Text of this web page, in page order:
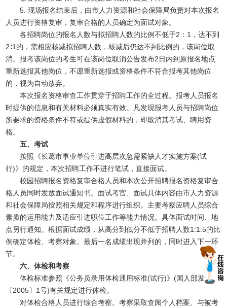
5. 现场报名结束后，由市人力资源和社会保障局负责对本次报名
人员进行资格复审，复审合格的人员确定为面试对象。
各招聘岗位的报名人数与拟招聘人数的比例不低于2：1，达不到
2∶1的，需相应核减拟招聘人数，核减后仍达不到比例的，该岗位取
消。报考该岗位的考生可在该岗位取消公告发布2日内到原报名地点
重新选报其他岗位，不愿重新选报或资格条件不符合报考其他岗位
的，视为自动放弃。
本次报名资格审查工作贯穿于招聘工作的全过程。报考人员报名
时提供的信息和有关材料必须真实有效。凡发现报考人员与招聘岗位
所要求的资格条件不符或提供虚假材料的，即取消其考试、聘用资
格。
五、考试
按照《长葛市事业单位引进高层次急需紧缺人才实施方案(试
行)》的规定，本次招聘工作不进行笔试，直接面试。
校园招聘报名资格复审合格人员和本次公开招聘报名资格复审合
格人员同时发放面试通知书。面试考官、面试具体内容由市人力资源
和社会保障局按照相关规定和程序进行组织。主要考察应聘人员综合
素质的运用能力及适应引进职位工作等能力情况。具体面试时间、地
点另行通知。根据面试成绩，从高分到低分不低于招聘人数1:1.5的比
例确定体检、考察对象。最后一名成绩出现并列的，同时进入下一环
节。
六、体检和考察
体检标准参照《公务员录用体检通用标准(试行)》(国人部发
〔2005〕1号)有关规定进行体检。
对体检合格人员进行综合考察。考察采取查阅个人档案、与被考